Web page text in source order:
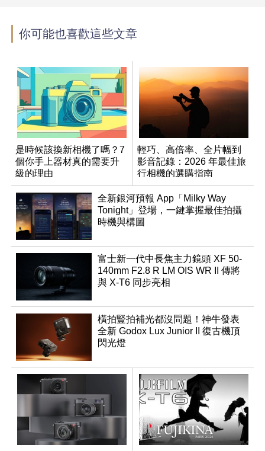
你可能也喜歡這些文章
是時候該換新相機了嗎？7
個你手上器材真的需要升
級的理由
輕巧、高倍率、全片幅到
影音記錄：2026 年最佳旅
行相機的選購指南
全新銀河預報 App「Milky Way
Tonight」登場，一鍵掌握最佳拍攝
時機與構圖
富士新一代中長焦主力鏡頭 XF 50-
140mm F2.8 R LM OIS WR II 傳將
與 X-T6 同步亮相
橫拍豎拍補光都沒問題！神牛發表
全新 Godox Lux Junior II 復古機頂
閃光燈